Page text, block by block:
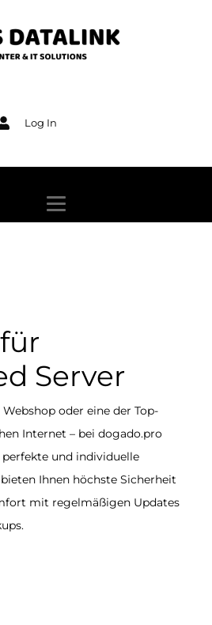
Log In
Server
oder eine der Top-
Internet – bei dogado.pro
und individuelle
Ihnen höchste Sicherheit
mit regelmäßigen Updates